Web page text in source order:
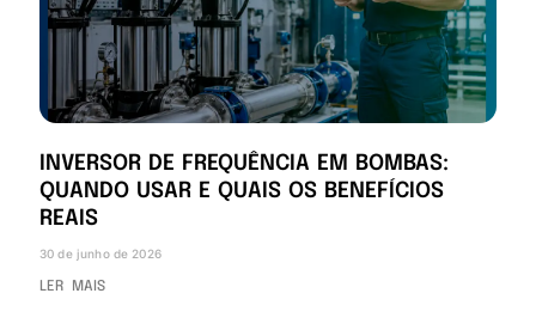
INVERSOR DE FREQUÊNCIA EM BOMBAS:
QUANDO USAR E QUAIS OS BENEFÍCIOS
REAIS
30 de junho de 2026
LER MAIS